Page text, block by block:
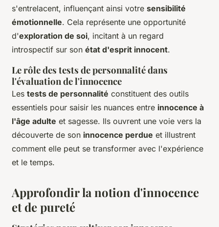
s'entrelacent, influençant ainsi votre sensibilité
émotionnelle. Cela représente une opportunité
d'exploration de soi, incitant à un regard
introspectif sur son état d'esprit innocent.
Le rôle des tests de personnalité dans
l'évaluation de l'innocence
Les tests de personnalité constituent des outils
essentiels pour saisir les nuances entre innocence à
l'âge adulte et sagesse. Ils ouvrent une voie vers la
découverte de son innocence perdue et illustrent
comment elle peut se transformer avec l'expérience
et le temps.
Approfondir la notion d'innocence
et de pureté